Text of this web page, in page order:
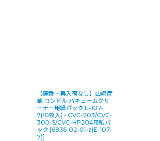
【廃番・再入荷なし】山崎産
業 コンドル バキュームクリ
ーナー用紙パック E-107-
7(10枚入) - CVC-203/CVC-
300-S/CVC-HP204用紙パ
ック [6836-02-01-z(E-107-
7)]